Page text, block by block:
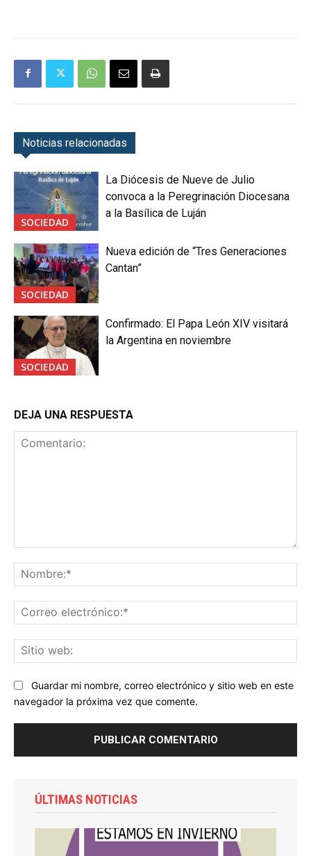
Noticias relacionadas
SOCIEDAD
La Diócesis de Nueve de Julio
convoca a la Peregrinación Diocesana
a la Basílica de Luján
SOCIEDAD
Nueva edición de “Tres Generaciones
Cantan”
SOCIEDAD
Confirmado: El Papa León XIV visitará
la Argentina en noviembre
DEJA UNA RESPUESTA
Guardar mi nombre, correo electrónico y sitio web en este
navegador la próxima vez que comente.
ÚLTIMAS NOTICIAS